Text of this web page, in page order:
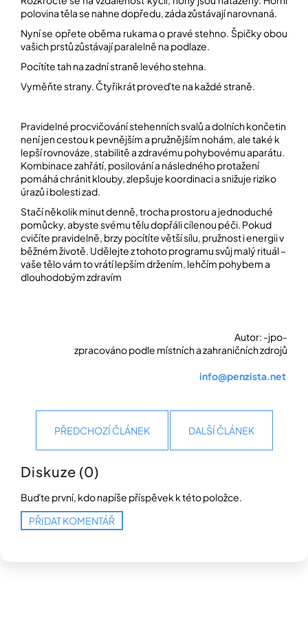
polovina těla se nahne dopředu, záda zůstávají narovnaná.
Nyní se opřete oběma rukama o pravé stehno. Špičky obou
vašich prstů zůstávají paralelně na podlaze.
Pocítíte tah na zadní straně levého stehna.
Vyměňte strany. Čtyřikrát proveďte na každé straně.
Pravidelné procvičování stehenních svalů a dolních končetin
není jen cestou k pevnějším a pružnějším nohám, ale také k
lepší rovnováze, stabilitě a zdravému pohybovému aparátu.
Kombinace zahřátí, posilování a následného protažení
pomáhá chránit klouby, zlepšuje koordinaci a snižuje riziko
úrazů i bolesti zad.
Stačí několik minut denně, trocha prostoru a jednoduché
pomůcky, abyste svému tělu dopřáli cílenou péči. Pokud
cvičíte pravidelně, brzy pocítíte větší sílu, pružnost i energii v
běžném životě. Udělejte z tohoto programu svůj malý rituál –
vaše tělo vám to vrátí lepším držením, lehčím pohybem a
dlouhodobým zdravím
Autor: -jpo-
zpracováno podle místních a zahraničních zdrojů
info@penzista.net
PŘEDCHOZÍ ČLÁNEK DALŠÍ ČLÁNEK
Diskuze (0)
Buďte první, kdo napíše příspěvek k této položce.
PŘIDAT KOMENTÁŘ